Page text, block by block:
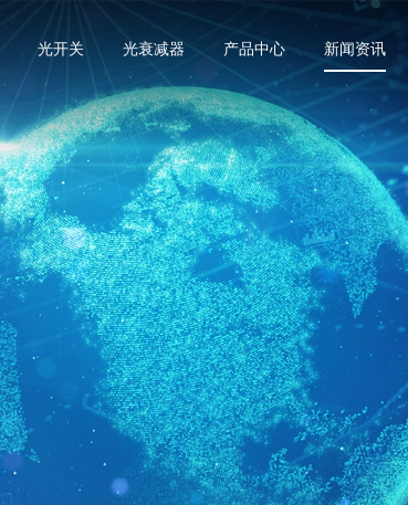
光开关 光衰减器 产品中心 新闻资讯